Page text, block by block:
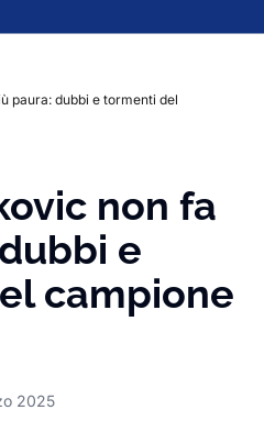
paura: dubbi e tormenti del
non fa
e
campione
2025